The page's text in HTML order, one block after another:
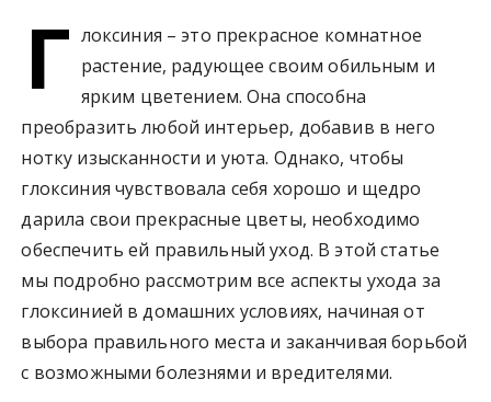
Г локсиния – это прекрасное комнатное
растение, радующее своим обильным и
ярким цветением. Она способна
преобразить любой интерьер, добавив в него
нотку изысканности и уюта. Однако, чтобы
глоксиния чувствовала себя хорошо и щедро
дарила свои прекрасные цветы, необходимо
обеспечить ей правильный уход. В этой статье
мы подробно рассмотрим все аспекты ухода за
глоксинией в домашних условиях, начиная от
выбора правильного места и заканчивая борьбой
с возможными болезнями и вредителями.